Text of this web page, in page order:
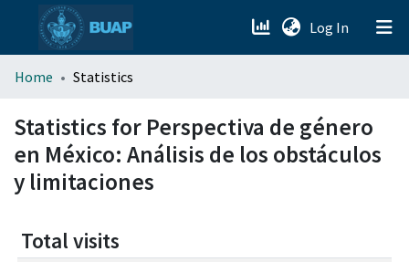
Log In (current)
menu.section.about_menu
All of DSpace
Home Statistics
Statistics for Perspectiva de género
en México: Análisis de los obstáculos
y limitaciones
Total visits